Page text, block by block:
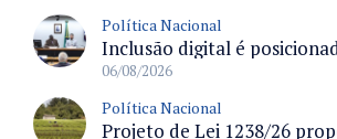
Política Nacional
06/08/2026
Política Nacional